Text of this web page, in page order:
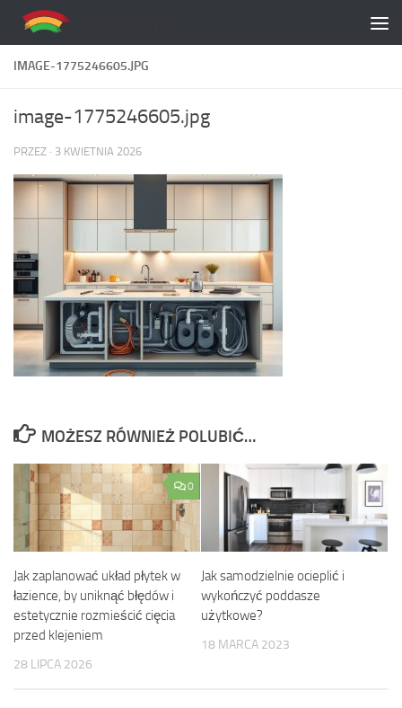
Skip to content
IMAGE-1775246605.JPG
image-1775246605.jpg
PRZEZ · 3 KWIETNIA 2026
MOŻESZ RÓWNIEŻ POLUBIĆ…
0
Jak zaplanować układ płytek w
łazience, by uniknąć błędów i
estetycznie rozmieścić cięcia
przed klejeniem
28 LIPCA 2026
Jak samodzielnie ocieplić i
wykończyć poddasze
użytkowe?
18 MARCA 2023